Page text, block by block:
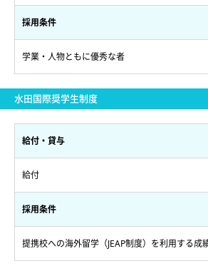
採用条件
学業・人物ともに優秀な者
水田国際奨学生制度
給付・貸与
給付
採用条件
提携校への海外留学（JEAP制度）を利用する成